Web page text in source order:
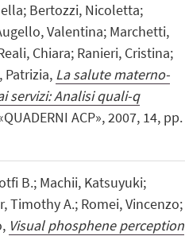
Bertozzi, Nicoletta;
Valentina; Marchetti,
Chiara; Ranieri, Cristina;
Patrizia, La salute materno-
servizi: Analisi quali-q
ACP», 2007, 14, pp.
B.; Machii, Katsuyuki;
Timothy A.; Romei, Vincenzo;
Visual phosphene perception